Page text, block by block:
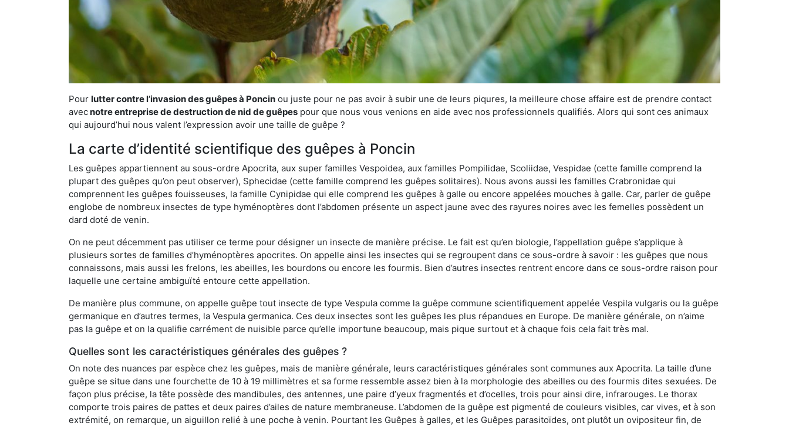
Pour lutter contre l’invasion des guêpes à Poncin ou juste pour ne pas avoir à subir une de leurs piqures, la meilleure chose affaire est de prendre contact
avecnotre entreprise de destruction de nid de guêpes pour que nous vous venions en aide avec nos professionnels qualifiés. Alors qui sont ces animaux
qui aujourd’hui nous valent l’expression avoir une taille de guêpe ?
La carte d’identité scientifique des guêpes à Poncin
Les guêpes appartiennent au sous-ordre Apocrita, aux super familles Vespoidea, aux familles Pompilidae, Scoliidae, Vespidae (cette famille comprend la
plupart des guêpes qu’on peut observer), Sphecidae (cette famille comprend les guêpes solitaires). Nous avons aussi les familles Crabronidae qui
comprennent les guêpes fouisseuses, la famille Cynipidae qui elle comprend les guêpes à galle ou encore appelées mouches à galle. Car, parler de guêpe
englobe de nombreux insectes de type hyménoptères dont l’abdomen présente un aspect jaune avec des rayures noires avec les femelles possèdent un
dard doté de venin.
On ne peut décemment pas utiliser ce terme pour désigner un insecte de manière précise. Le fait est qu’en biologie, l’appellation guêpe s’applique à
plusieurs sortes de familles d’hyménoptères apocrites. On appelle ainsi les insectes qui se regroupent dans ce sous-ordre à savoir : les guêpes que nous
connaissons, mais aussi les frelons, les abeilles, les bourdons ou encore les fourmis. Bien d’autres insectes rentrent encore dans ce sous-ordre raison pour
laquelle une certaine ambiguïté entoure cette appellation.
De manière plus commune, on appelle guêpe tout insecte de type Vespula comme la guêpe commune scientifiquement appelée Vespila vulgaris ou la guêpe
germanique en d’autres termes, la Vespula germanica. Ces deux insectes sont les guêpes les plus répandues en Europe. De manière générale, on n’aime
pas la guêpe et on la qualifie carrément de nuisible parce qu’elle importune beaucoup, mais pique surtout et à chaque fois cela fait très mal.
Quelles sont les caractéristiques générales des guêpes ?
On note des nuances par espèce chez les guêpes, mais de manière générale, leurs caractéristiques générales sont communes aux Apocrita. La taille d’une
guêpe se situe dans une fourchette de 10 à 19 millimètres et sa forme ressemble assez bien à la morphologie des abeilles ou des fourmis dites sexuées. De
façon plus précise, la tête possède des mandibules, des antennes, une paire d’yeux fragmentés et d’ocelles, trois pour ainsi dire, infrarouges. Le thorax
comporte trois paires de pattes et deux paires d’ailes de nature membraneuse. L’abdomen de la guêpe est pigmenté de couleurs visibles, car vives, et à son
extrémité, on remarque, un aiguillon relié à une poche à venin. Pourtant les Guêpes à galles, et les Guêpes parasitoïdes, ont plutôt un ovipositeur fin, de